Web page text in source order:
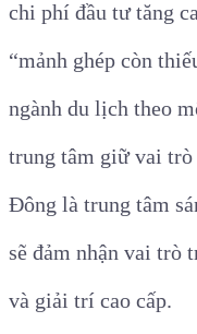
chi phí đầu tư tăng
“mảnh ghép còn
ngành du lịch theo
trung tâm giữ vai
Đông là trung tâm
sẽ đảm nhận vai trò
và giải trí cao cấp.